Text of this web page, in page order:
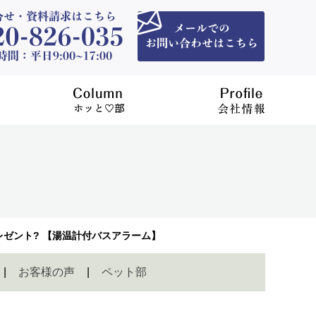
ト? 【湯温計付バスアラーム】
お客様の声 ペット部